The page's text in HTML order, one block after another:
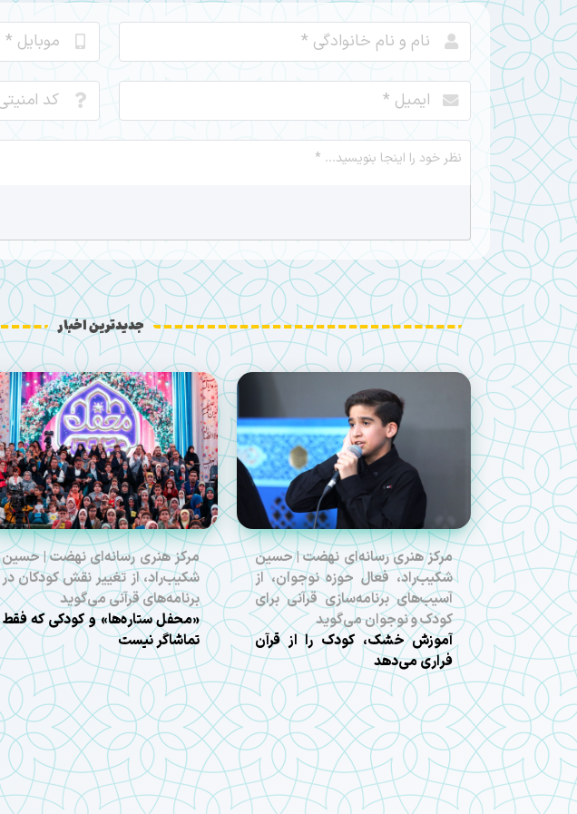
جدیدترین اخبار
مرکز هنری رسانه‌ای نهضت | حسین
شکیب‌راد، فعال حوزه نوجوان، از
آسیب‌های برنامه‌سازی قرآنی برای
کودک و نوجوان می‌گوید
آموزش خشک، کودک را از قرآن
فراری می‌دهد
مرکز هنری رسانه‌ای نهضت | حسین
شکیب‌راد، از تغییر نقش کودکان در
برنامه‌های قرآنی می‌گوید
«محفل ستاره‌ها» و کودکی که فقط
تماشاگر نیست